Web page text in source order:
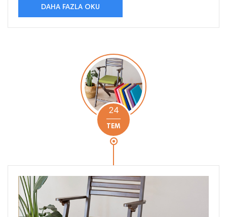
DAHA FAZLA OKU
24
TEM